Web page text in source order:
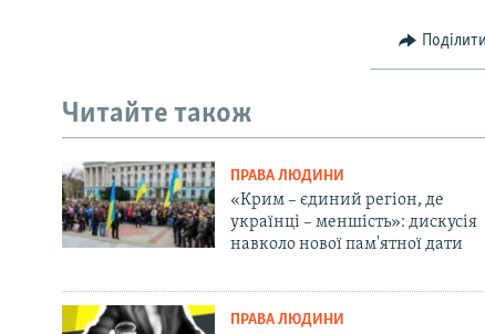
Читайте також
ПРАВА ЛЮДИНИ
«Крим – єдиний регіон, де
українці – меншість»: дискусія
навколо нової пам'ятної дати
ПРАВА ЛЮДИНИ